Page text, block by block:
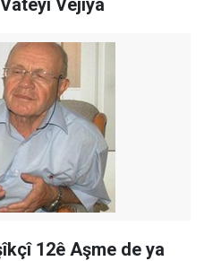
Vejîya
12ê Aşme de ya